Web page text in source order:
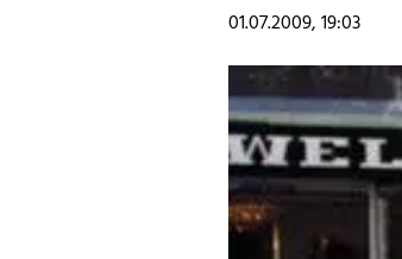
01.07.2009, 19:03